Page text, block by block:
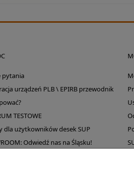
pytania
urządzeń PLB \ EPIRB przewodnik
TESTOWE
dla użytkowników desek SUP
Odwiedź nas na Śląsku!